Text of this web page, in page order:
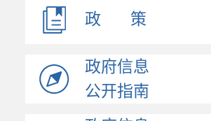
政 策
政府信息
公开指南
人事信息
政府工作报告
统计信息